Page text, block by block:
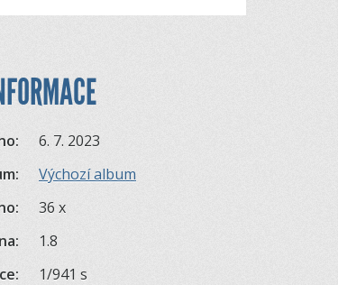
6. 7. 2023
Výchozí album
36 x
1.8
1/941 s